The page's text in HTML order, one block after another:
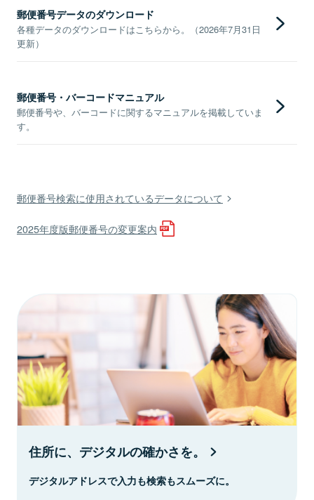
郵便番号データのダウンロード
各種データのダウンロードはこちらから。（2026年7月31日
更新）
郵便番号・バーコードマニュアル
郵便番号や、バーコードに関するマニュアルを掲載していま
す。
郵便番号検索に使用されているデータについて
2025年度版郵便番号の変更案内
住所に、デジタルの確かさを。
デジタルアドレスで入力も検索もスムーズに。